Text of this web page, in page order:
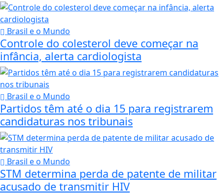
Brasil e o Mundo
Controle do colesterol deve começar na
infância, alerta cardiologista
Brasil e o Mundo
Partidos têm até o dia 15 para registrarem
candidaturas nos tribunais
Brasil e o Mundo
STM determina perda de patente de militar
acusado de transmitir HIV